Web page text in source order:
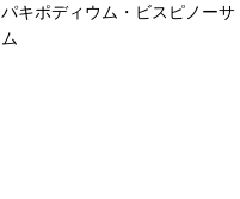
パキポディウム・ビスピノーサ
ム